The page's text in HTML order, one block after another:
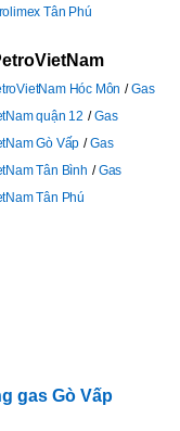
Tân Phú
Hóc Môn
Gas
quận 12
Gas
Gò Vấp
Gas
Tân Bình
Gas
Tân Phú
gas Gò Vấp